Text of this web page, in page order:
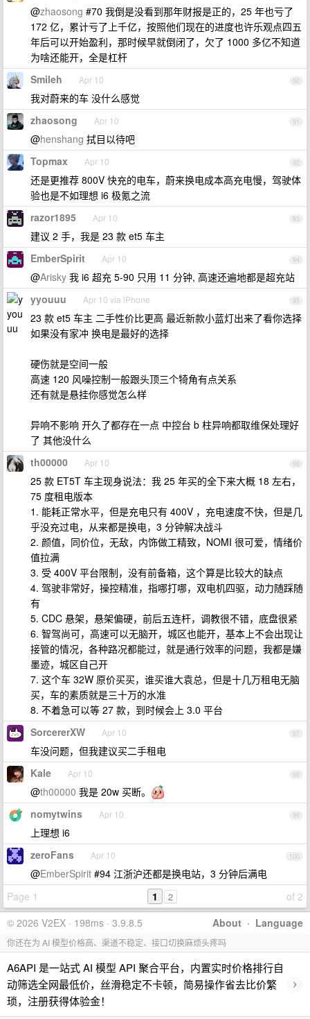
@zhaosong #70 我倒是没看到那年财报是正的，25 年也亏了
172 亿，累计亏了上千亿，按照他们现在的进度也许乐观点四五
年后可以开始盈利，那时候早就倒闭了，欠了 1000 多亿不知道
为啥还能开，全是杠杆
90
Smileh Apr 10
我对蔚来的车 没什么感觉
91
zhaosong Apr 10
@henshang 拭目以待吧
92
Topmax Apr 10
还是更推荐 800V 快充的电车，蔚来换电成本高充电慢，驾驶体
验也是不如理想 i6 极氪之流
93
razor1895 Apr 10
建议 2 手，我是 23 款 et5 车主
94
EmberSpirit Apr 10
@Arisky 我 i6 超充 5-90 只用 11 分钟, 高速还遍地都是超充站
95
yyouuu Apr 10 via iPhone
23 款 et5 车主 二手性价比更高 最近新款小蓝灯出来了看你选择
如果没有家冲 换电是最好的选择
硬伤就是空间一般
高速 120 风噪控制一般跟头顶三个犄角有点关系
还有就是悬挂你感觉怎么样
异响不影响 开久了都存在一点 中控台 b 柱异响都取维保处理好
了 其他没什么
96
th00000 Apr 10
25 款 ET5T 车主现身说法：我 25 年买的全下来大概 18 左右，
75 度租电版本
1. 能耗正常水平，但是充电只有 400V ，充电速度不快，但是几
乎没充过电，从来都是换电，3 分钟解决战斗
2. 颜值，同价位，无敌，内饰做工精致，NOMI 很可爱，情绪价
值拉满
3. 受 400V 平台限制，没有前备箱，这个算是比较大的缺点
4. 驾驶非常好，操控精准，指哪打哪，双电机四驱，动力随踩随
有
5. CDC 悬架，悬架偏硬，前后五连杆，调教很不错，底盘很紧
6. 智驾尚可，高速可以无脑开，城区也能开，基本上不会出现让
接管的情况，各种路况都能过，就是通行效率的问题，我都是嫌
墨迹，城区自己开
7. 这个车 32W 原价买买，谁买谁大袁总，但是十几万租电无脑
买，车的素质就是三十万的水准
8. 不着急可以等 27 款，到时候会上 3.0 平台
97
SorcererXW Apr 10
车没问题，但我建议买二手租电
98
Kale Apr 10
@th00000 我是 20w 买断。
99
nomytwins Apr 10
上理想 i6
100
zeroFans Apr 10
@EmberSpirit #94 江浙沪还都是换电站，3 分钟后满电
Page 1
of 2
1 2
About · Language
© 2026 V2EX · 198ms · 3.9.8.5
你还在为 AI 模型价格高、渠道不稳定、接口切换麻烦头疼吗
A6API 是一站式 AI 模型 API 聚合平台，内置实时价格排行自
动筛选全网最低价，丝滑稳定不卡顿，简易操作省去比价繁
琐，注册获得体验金！
›